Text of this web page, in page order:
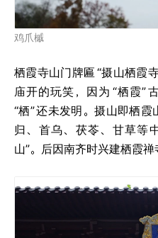
鸡爪槭
栖霞寺山门牌匾 “摄山栖霞
庙开的玩笑，因为 “栖霞”
“栖”还未发明。摄山即栖霞
归、首乌、茯苓、甘草等
山”。后因南齐时兴建栖霞禅